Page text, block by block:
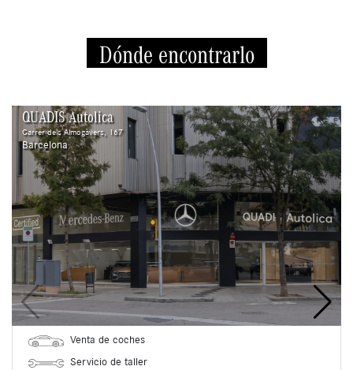
Dónde encontrarlo
QUADIS Autolica
Carrer dels Almogàvers, 167
Barcelona
Venta de coches
Servicio de taller